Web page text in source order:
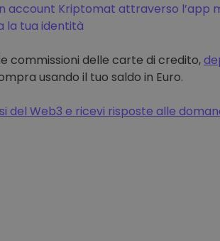
account Kriptomat attraverso l’app
la tua identità
commissioni delle carte di credito,
usando il tuo saldo in Euro.
del Web3 e ricevi risposte alle